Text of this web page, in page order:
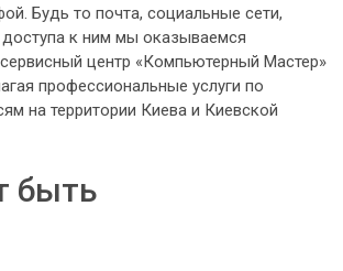
Будь то почта, социальные сети,
к ним мы оказываемся
центр «Компьютерный Мастер»
профессиональные услуги по
на территории Киева и Киевской
быть